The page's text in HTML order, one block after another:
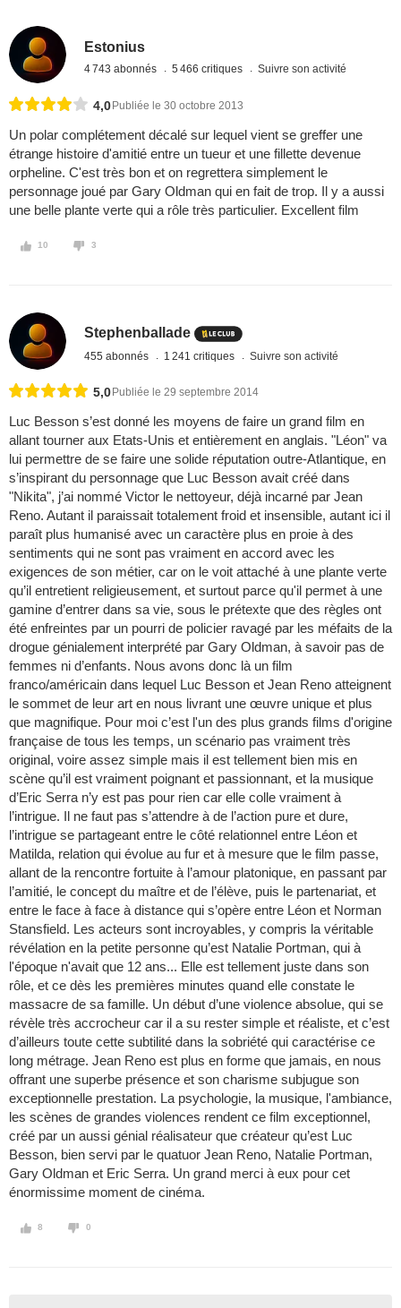
Estonius
4 743 abonnés 5 466 critiques Suivre son activité
4,0 Publiée le 30 octobre 2013
Un polar complétement décalé sur lequel vient se greffer une
étrange histoire d'amitié entre un tueur et une fillette devenue
orpheline. C'est très bon et on regrettera simplement le
personnage joué par Gary Oldman qui en fait de trop. Il y a aussi
une belle plante verte qui a rôle très particulier. Excellent film
10 3
Stephenballade
455 abonnés 1 241 critiques Suivre son activité
5,0 Publiée le 29 septembre 2014
Luc Besson s’est donné les moyens de faire un grand film en
allant tourner aux Etats-Unis et entièrement en anglais. "Léon" va
lui permettre de se faire une solide réputation outre-Atlantique, en
s’inspirant du personnage que Luc Besson avait créé dans
"Nikita", j’ai nommé Victor le nettoyeur, déjà incarné par Jean
Reno. Autant il paraissait totalement froid et insensible, autant ici il
paraît plus humanisé avec un caractère plus en proie à des
sentiments qui ne sont pas vraiment en accord avec les
exigences de son métier, car on le voit attaché à une plante verte
qu’il entretient religieusement, et surtout parce qu'il permet à une
gamine d’entrer dans sa vie, sous le prétexte que des règles ont
été enfreintes par un pourri de policier ravagé par les méfaits de la
drogue génialement interprété par Gary Oldman, à savoir pas de
femmes ni d’enfants. Nous avons donc là un film
franco/américain dans lequel Luc Besson et Jean Reno atteignent
le sommet de leur art en nous livrant une œuvre unique et plus
que magnifique. Pour moi c’est l'un des plus grands films d'origine
française de tous les temps, un scénario pas vraiment très
original, voire assez simple mais il est tellement bien mis en
scène qu’il est vraiment poignant et passionnant, et la musique
d’Eric Serra n’y est pas pour rien car elle colle vraiment à
l’intrigue. Il ne faut pas s’attendre à de l’action pure et dure,
l’intrigue se partageant entre le côté relationnel entre Léon et
Matilda, relation qui évolue au fur et à mesure que le film passe,
allant de la rencontre fortuite à l’amour platonique, en passant par
l’amitié, le concept du maître et de l’élève, puis le partenariat, et
entre le face à face à distance qui s’opère entre Léon et Norman
Stansfield. Les acteurs sont incroyables, y compris la véritable
révélation en la petite personne qu’est Natalie Portman, qui à
l'époque n'avait que 12 ans... Elle est tellement juste dans son
rôle, et ce dès les premières minutes quand elle constate le
massacre de sa famille. Un début d’une violence absolue, qui se
révèle très accrocheur car il a su rester simple et réaliste, et c’est
d’ailleurs toute cette subtilité dans la sobriété qui caractérise ce
long métrage. Jean Reno est plus en forme que jamais, en nous
offrant une superbe présence et son charisme subjugue son
exceptionnelle prestation. La psychologie, la musique, l'ambiance,
les scènes de grandes violences rendent ce film exceptionnel,
créé par un aussi génial réalisateur que créateur qu’est Luc
Besson, bien servi par le quatuor Jean Reno, Natalie Portman,
Gary Oldman et Eric Serra. Un grand merci à eux pour cet
énormissime moment de cinéma.
8 0